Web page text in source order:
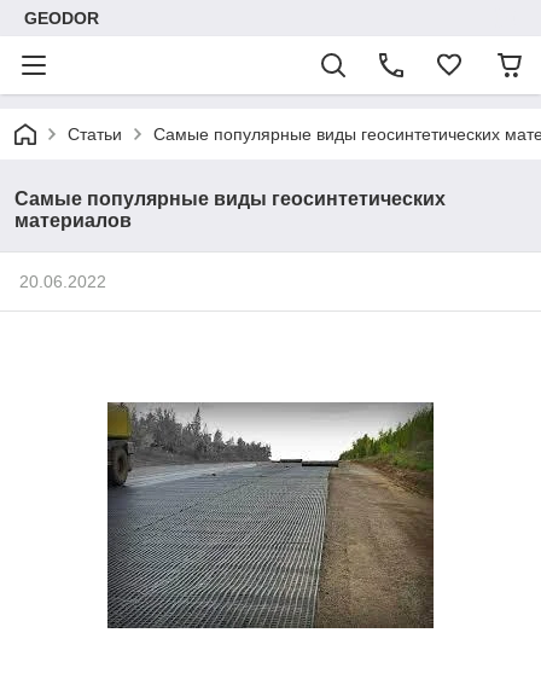
GEODOR
Статьи Самые популярные виды геосинтетических
Самые популярные виды геосинтетических
материалов
20.06.2022